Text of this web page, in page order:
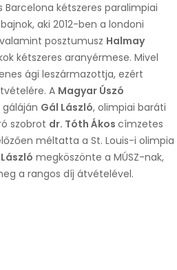
kétszeres paralimpiai
aki 2012-ben a londoni
posztumusz Halmay
kétszeres aranyérmese. Mivel
ági leszármazottja, ezért
A Magyar Úszó
Gál László, olimpiai baráti
szobrot dr. Tóth Ákos címzetes
méltatta a St. Louis-i olimpia
megköszönte a MÚSZ-nak,
a rangos díj átvételével.